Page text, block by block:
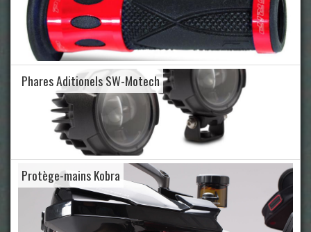
Phares Aditionels SW-Motech
Protège-mains Kobra